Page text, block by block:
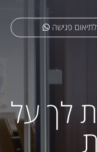
לתיאום פגישה
לך על